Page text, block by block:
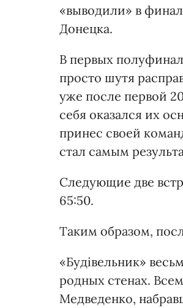
«выводили» в
Донецка.
В первых
просто шутя
уже после первой
себя оказался их
принес своей
стал самым
Следующие две
65:50.
Таким образом,
«Будівельник»
родных стенах.
Медведенко,